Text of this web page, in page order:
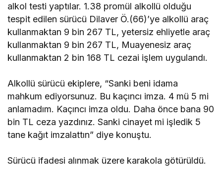
alkol testi yaptılar. 1.38 promül alkollü olduğu
tespit edilen sürücü Dilaver Ö.(66)’ye alkollü araç
kullanmaktan 9 bin 267 TL, yetersiz ehliyetle araç
kullanmaktan 9 bin 267 TL, Muayenesiz araç
kullanmaktan 2 bin 168 TL cezai işlem uygulandı.
Alkollü sürücü ekiplere, “Sanki beni idama
mahkum ediyorsunuz. Bu kaçıncı imza. 4 mü 5 mi
anlamadım. Kaçıncı imza oldu. Daha önce bana 90
bin TL ceza yazdınız. Sanki cinayet mi işledik 5
tane kağıt imzalattın” diye konuştu.
Sürücü ifadesi alınmak üzere karakola götürüldü.